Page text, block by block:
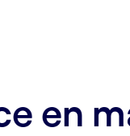
en